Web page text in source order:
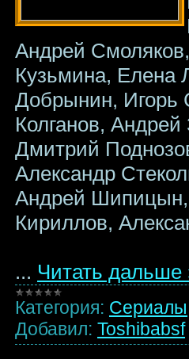
Андрей
Кузьмина, Елена
Добрынин, Игорь
Колганов,
Дмитрий
Александр
Андрей
Кириллов,
... Читать дальше
Категория: Сериалы
Добавил: Toshibabsf